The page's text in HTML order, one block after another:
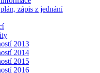
zápis z jednání
2013
2014
2015
2016